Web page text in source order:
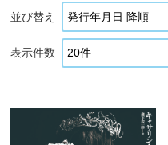
並び替え
表示件数